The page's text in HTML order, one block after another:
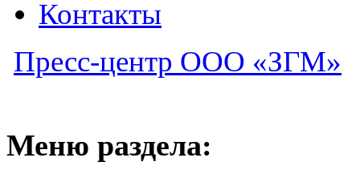
Контакты
Пресс-центр ООО «ЗГМ»
Меню раздела: